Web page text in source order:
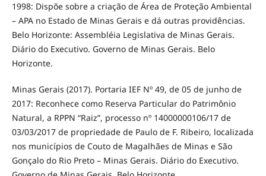
1998: Dispõe sobre a criação de Área de Proteção Ambiental
– APA no Estado de Minas Gerais e dá outras providências.
Belo Horizonte: Assembléia Legislativa de Minas Gerais.
Diário do Executivo. Governo de Minas Gerais. Belo
Horizonte.
Minas Gerais (2017). Portaria IEF Nº 49, de 05 de junho de
2017: Reconhece como Reserva Particular do Patrimônio
Natural, a RPPN “Raiz”, processo nº 14000000106/17 de
03/03/2017 de propriedade de Paulo de F. Ribeiro, localizada
nos municípios de Couto de Magalhães de Minas e São
Gonçalo do Rio Preto – Minas Gerais. Diário do Executivo.